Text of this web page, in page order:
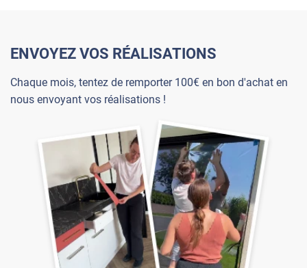
ENVOYEZ VOS RÉALISATIONS
Chaque mois, tentez de remporter 100€ en bon d'achat en
nous envoyant vos réalisations !